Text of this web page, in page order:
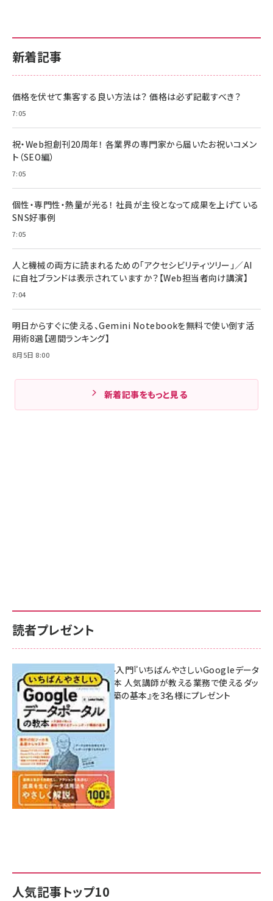
新着記事
価格を伏せて集客する良い方法は？ 価格は必ず記載すべき？
7:05
祝・Web担創刊20周年！ 各業界の専門家から届いたお祝いコメン
ト（SEO編）
7:05
個性・専門性・熱量が光る！ 社員が主役となって成果を上げている
SNS好事例
7:05
人と機械の両方に読まれるための「アクセシビリティツリー」／AI
に自社ブランドは表示されていますか？【Web担当者向け講演】
7:04
明日からすぐに使える、Gemini Notebookを無料で使い倒す活
用術8選【週間ランキング】
8月5日 8:00
新着記事をもっと見る
人気記事トップ10
読者プレゼント
無料BIツール入門『いちばんやさしいGoogleデータ
ポータルの教本 人気講師が教える業務で使えるダッ
シュボード構築の基本』を3名様にプレゼント
7月31日 10:00